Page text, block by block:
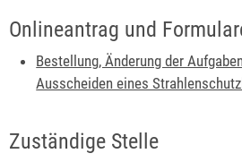
Onlineantrag und
Bestellung, Änderung der
Ausscheiden eines
Zuständige Stelle